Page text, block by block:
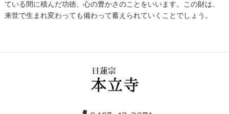
ている間に積んだ功徳、心の豊かさのことをいいます。この財は、
来世で生まれ変わっても備わって蓄えられていくことでしょう。